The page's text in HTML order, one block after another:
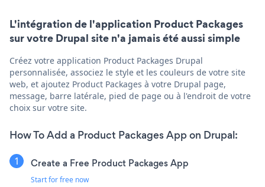
L'intégration de l'application Product Packages
sur votre Drupal site n'a jamais été aussi simple
Créez votre application Product Packages Drupal
personnalisée, associez le style et les couleurs de votre site
web, et ajoutez Product Packages à votre Drupal page,
message, barre latérale, pied de page ou à l'endroit de votre
choix sur votre site.
How To Add a Product Packages App on Drupal:
Create a Free Product Packages App
Start for free now